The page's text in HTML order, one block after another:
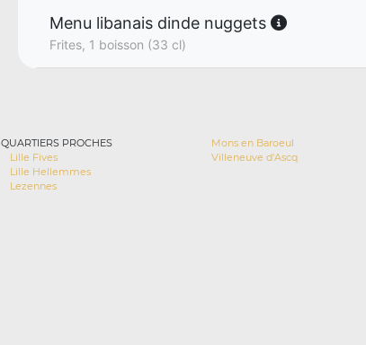
Menu libanais dinde nuggets
Frites, 1 boisson (33 cl)
QUARTIERS PROCHES
Lille Fives
Lille Hellemmes
Lezennes
Mons en Baroeul
Villeneuve d'Ascq